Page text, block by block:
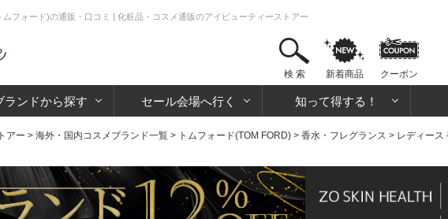
フォード)の通販・口コミ | 化粧品・コスメ通販のアイビューティーストアー
検 索 新着商品 クーポン
ランドから探す セール会場へ行く 知って得する！
アー > 海外・国内コスメブランド一覧 > トムフォード(TOM FORD) > 香水・フレグランス > レディース